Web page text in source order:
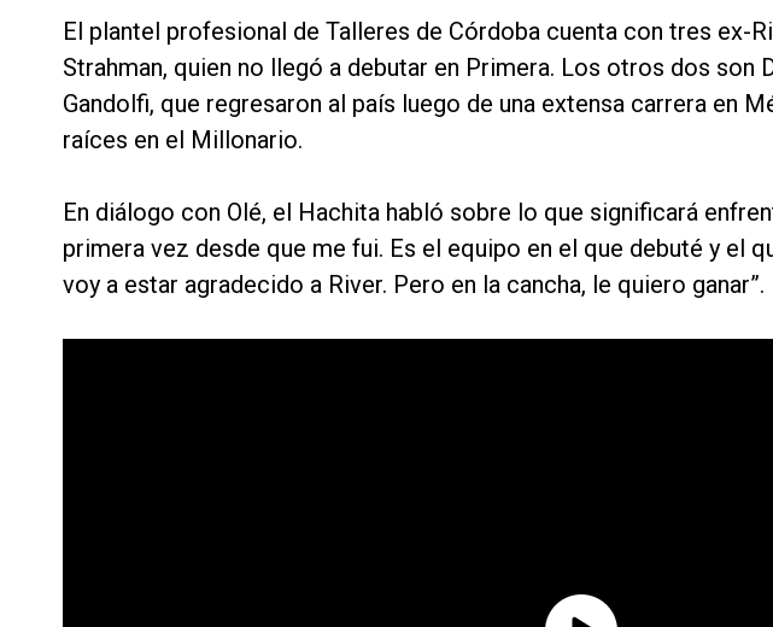
El plantel profesional de Talleres de Córdoba cuenta con tres ex-
Strahman, quien no llegó a debutar en Primera. Los otros dos son
Gandolfi, que regresaron al país luego de una extensa carrera en
raíces en el Millonario.
En diálogo con Olé, el Hachita habló sobre lo que significará
primera vez desde que me fui. Es el equipo en el que debuté y el
voy a estar agradecido a River. Pero en la cancha, le quiero ganar”.